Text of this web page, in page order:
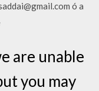
ó a
are unable
you may